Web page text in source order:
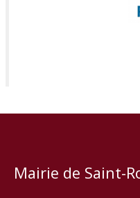
Mairie de Saint-